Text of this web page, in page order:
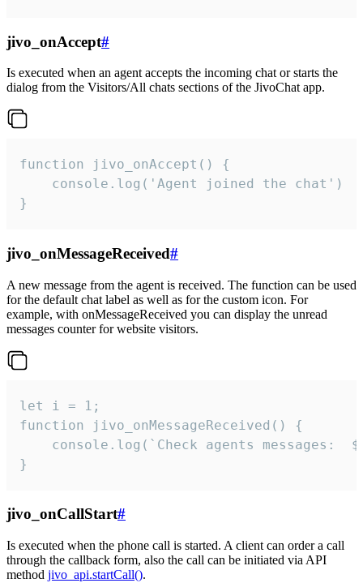
jivo_onAccept#
Is executed when an agent accepts the incoming chat or starts the
dialog from the Visitors/All chats sections of the JivoChat app.
function jivo_onAccept() {
}
jivo_onMessageReceived#
A new message from the agent is received. The function can be used
for the default chat label as well as for the custom icon. For
example, with onMessageReceived you can display the unread
messages counter for website visitors.
let i = 1;
function jivo_onMessageReceived() {
}
jivo_onCallStart#
Is executed when the phone call is started. A client can order a call
through the callback form, also the call can be initiated via API
method jivo_api.startCall().